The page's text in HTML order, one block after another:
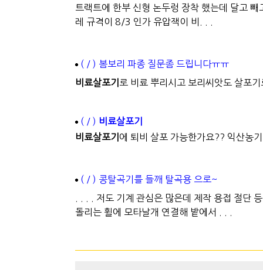
트랙트에 한부 신형 논두렁 장착 했는데 달고
레 규격이 8/3 인가 유압잭이 비. . .
( / ) 봄보리 파종 질문좀 드립니다ㅠㅠ
비료살포기 로 비료 뿌리시고 보리씨앗도 살포
( / ) 비료살포기
비료살포기 에 퇴비 살포 가능한가요?? 익산농
( / ) 콩탈곡기를 들깨 탈곡용 으로~
. . . . 저도 기계 관심은 많은데 제작 용접 절단
돌리는 휠에 모타날개 연결해 밭에서 . . .